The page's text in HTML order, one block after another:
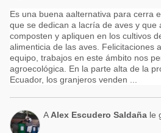
Es una buena aalternativa para cerra
que se dedican a lacría de aves y que
composten y apliquen en los cultivos
alimenticia de las aves. Felicitaciones
equipo, trabajos en este ámbito nos
agroecológica. En la parte alta de la
Ecuador, los granjeros venden ...
A Alex Escudero Saldaña le